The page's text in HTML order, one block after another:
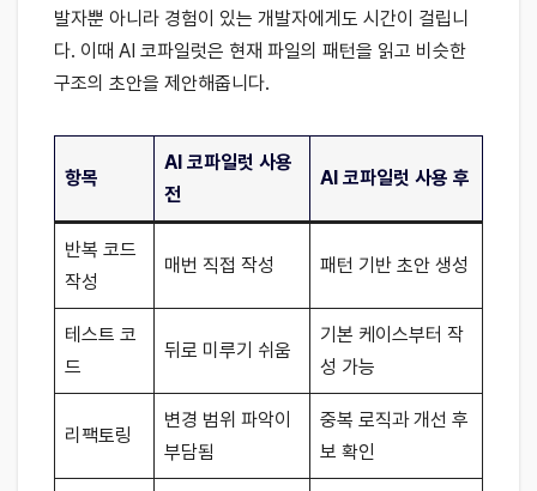
발자뿐 아니라 경험이 있는 개발자에게도 시간이 걸립니
다. 이때 AI 코파일럿은 현재 파일의 패턴을 읽고 비슷한
구조의 초안을 제안해줍니다.
항목
AI 코파일럿 사용
전
AI 코파일럿 사용 후
반복 코드
작성
매번 직접 작성 패턴 기반 초안 생성
테스트 코
드
뒤로 미루기 쉬움
기본 케이스부터 작
성 가능
리팩토링
변경 범위 파악이
부담됨
중복 로직과 개선 후
보 확인